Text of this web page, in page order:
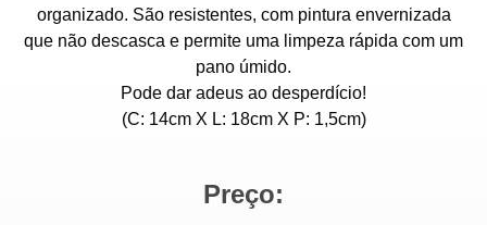
organizado. São resistentes, com pintura envernizada
que não descasca e permite uma limpeza rápida com um
pano úmido.
Pode dar adeus ao desperdício!
(C: 14cm X L: 18cm X P: 1,5cm)
Preço: